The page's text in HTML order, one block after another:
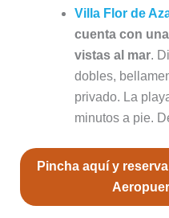
Villa Flor de
cuenta con
vistas al mar.
dobles,
privado. La
minutos a pie.
Pincha aquí y